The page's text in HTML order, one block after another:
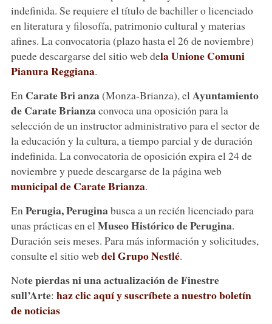
indefinida. Se requiere el título de bachiller o licenciado
en literatura y filosofía, patrimonio cultural y materias
afines. La convocatoria (plazo hasta el 26 de noviembre)
puede descargarse del sitio web dela Unione Comuni
Pianura Reggiana.
En Carate Brianza(Monza-Brianza), el Ayuntamiento
de Carate Brianzaconvoca una oposición para la
selección de un instructor administrativo para el sector de
la educación y la cultura, a tiempo parcial y de duración
indefinida. La convocatoria de oposición expira el 24 de
noviembre y puede descargarse de la página web
municipal de Carate Brianza.
En Perugia, Peruginabusca a un recién licenciado para
unas prácticas en el Museo Histórico de Perugina.
Duración seis meses. Para más información y solicitudes,
consulte el sitio webdel Grupo Nestlé.
Note pierdas ni una actualización de Finestre
sull’Arte: haz clic aquí y suscríbete a nuestro boletín
de noticias